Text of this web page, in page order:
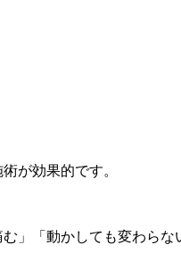
が効果的です。
」「動かしても変わらな